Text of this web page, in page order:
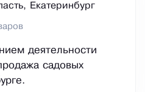
Екатеринбург
деятельности
садовых